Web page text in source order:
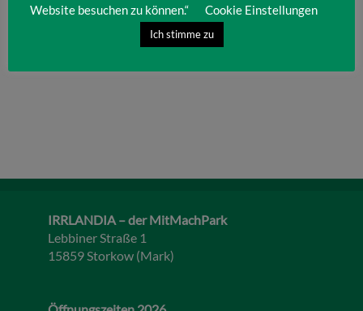
IRRLANDIA – der MitMachPark
Lebbiner Straße 1
15859 Storkow (Mark)
Website besuchen zu können.“
Cookie Einstellungen
Ich stimme zu